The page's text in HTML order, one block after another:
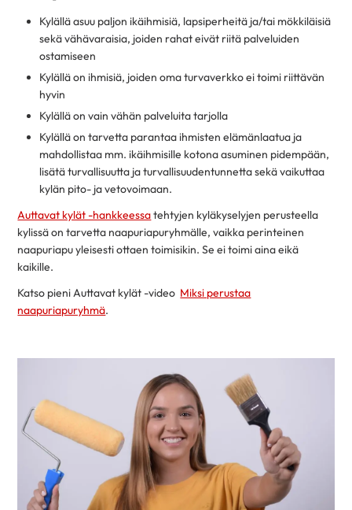
Kylällä asuu paljon ikäihmisiä, lapsiperheitä ja/tai mökkiläisiä
sekä vähävaraisia, joiden rahat eivät riitä palveluiden
ostamiseen
Kylällä on ihmisiä, joiden oma turvaverkko ei toimi riittävän
hyvin
Kylällä on vain vähän palveluita tarjolla
Kylällä on tarvetta parantaa ihmisten elämänlaatua ja
mahdollistaa mm. ikäihmisille kotona asuminen pidempään,
lisätä turvallisuutta ja turvallisuudentunnetta sekä vaikuttaa
kylän pito- ja vetovoimaan.
Auttavat kylät -hankkeessatehtyjen kyläkyselyjen perusteella
kylissä on tarvetta naapuriapuryhmälle, vaikka perinteinen
naapuriapu yleisesti ottaen toimisikin. Se ei toimi aina eikä
kaikille.
Katso pieni Auttavat kylät -video Miksi perustaa
naapuriapuryhmä.